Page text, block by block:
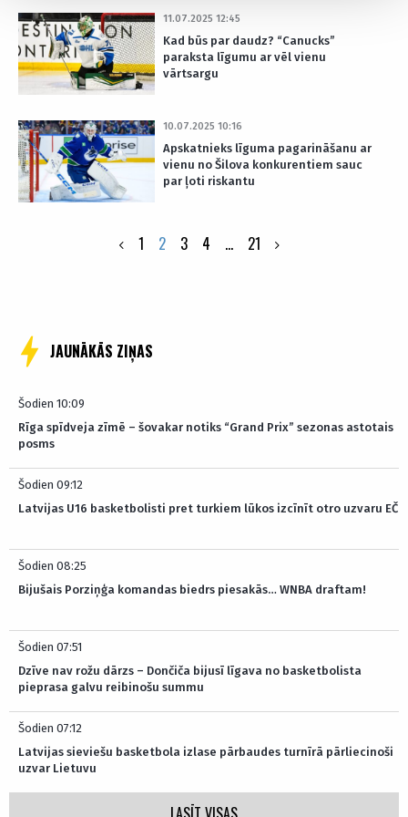
11.07.2025 12:45
Kad būs par daudz? “Canucks”
paraksta līgumu ar vēl vienu
vārtsargu
10.07.2025 10:16
Apskatnieks līguma pagarināšanu ar
vienu no Šilova konkurentiem sauc
par ļoti riskantu
1 2 3 4 … 21
JAUNĀKĀS ZIŅAS
Šodien 10:09
Rīga spīdveja zīmē – šovakar notiks “Grand Prix” sezonas astotais
posms
Šodien 09:12
Latvijas U16 basketbolisti pret turkiem lūkos izcīnīt otro uzvaru EČ
Šodien 08:25
Bijušais Porziņģa komandas biedrs piesakās… WNBA draftam!
Šodien 07:51
Dzīve nav rožu dārzs – Dončiča bijusī līgava no basketbolista
pieprasa galvu reibinošu summu
Šodien 07:12
Latvijas sieviešu basketbola izlase pārbaudes turnīrā pārliecinoši
uzvar Lietuvu